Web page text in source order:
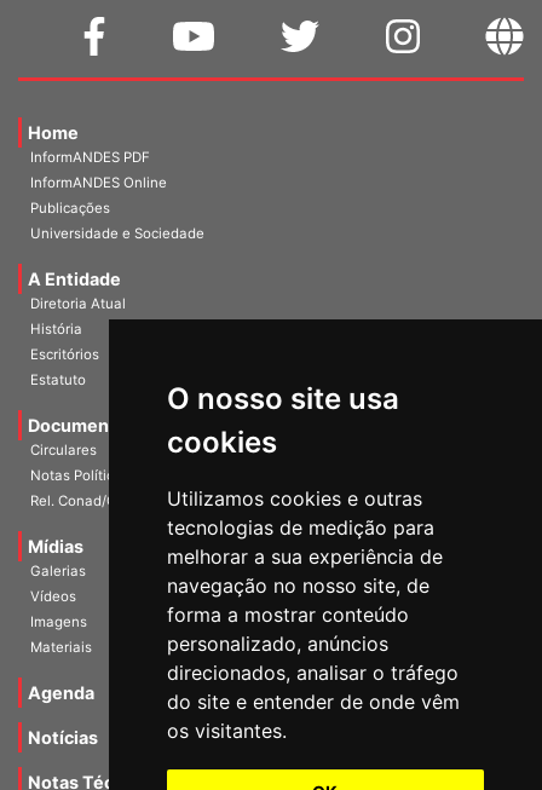
O nosso site usa
cookies
Utilizamos cookies e outras
tecnologias de medição para
melhorar a sua experiência de
navegação no nosso site, de
forma a mostrar conteúdo
personalizado, anúncios
direcionados, analisar o tráfego
do site e entender de onde vêm
os visitantes.
Home
InformANDES PDF
InformANDES Online
Publicações
Universidade e Sociedade
A Entidade
Diretoria Atual
História
Escritórios
Estatuto
Documentos
Circulares
Notas Políticas
Rel. Conad/Congresso
Mídias
Galerias
Vídeos
Imagens
Materiais
Agenda
Notícias
Notas Técnicas